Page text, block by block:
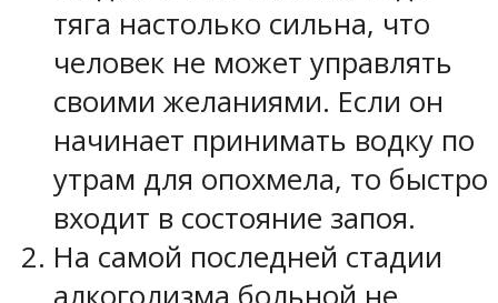
тяга настолько сильна, что
человек не может управлять
своими желаниями. Если он
начинает принимать водку по
утрам для опохмела, то быстро
входит в состояние запоя.
На самой последней стадии